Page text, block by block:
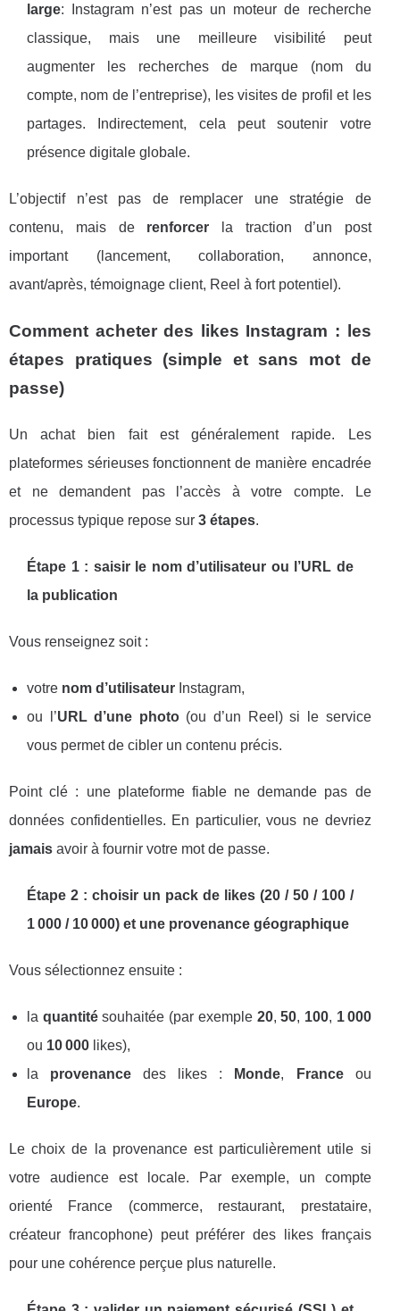
large: Instagram n’est pas un moteur de recherche
classique, mais une meilleure visibilité peut
augmenter les recherches de marque (nom du
compte, nom de l’entreprise), les visites de profil et les
partages. Indirectement, cela peut soutenir votre
présence digitale globale.
L’objectif n’est pas de remplacer une stratégie de
contenu, mais de renforcer la traction d’un post
important (lancement, collaboration, annonce,
avant/après, témoignage client, Reel à fort potentiel).
Comment acheter des likes Instagram : les
étapes pratiques (simple et sans mot de
passe)
Un achat bien fait est généralement rapide. Les
plateformes sérieuses fonctionnent de manière encadrée
et ne demandent pas l’accès à votre compte. Le
processus typique repose sur 3 étapes.
Étape 1 : saisir le nom d’utilisateur ou l’URL de
la publication
Vous renseignez soit :
votre nom d’utilisateur Instagram,
ou l’URL d’une photo(ou d’un Reel) si le service
vous permet de cibler un contenu précis.
Point clé : une plateforme fiable ne demande pas de
données confidentielles. En particulier, vous ne devriez
jamais avoir à fournir votre mot de passe.
Étape 2 : choisir un pack de likes (20 / 50 / 100 /
1 000 / 10 000) et une provenance géographique
Vous sélectionnez ensuite :
la quantitésouhaitée (par exemple 20,50, 100, 1 000
ou 10 000 likes),
la provenance des likes : Monde, Franceou
Europe.
Le choix de la provenance est particulièrement utile si
votre audience est locale. Par exemple, un compte
orienté France (commerce, restaurant, prestataire,
créateur francophone) peut préférer des likes français
pour une cohérence perçue plus naturelle.